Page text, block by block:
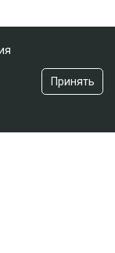
Принять